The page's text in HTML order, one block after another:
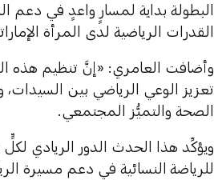
البطولة بداية لمسارٍ واعدٍ في دعم
القدرات الرياضية لدى المرأة
وأضافت العامري: «إنَّ تنظيم هذه
تعزيز الوعي الرياضي بين
الصحة والتميُّز المجتمعي.
ويؤكِّد هذا الحدث الدور الريادي
للرياضة النسائية في دعم مسيرة